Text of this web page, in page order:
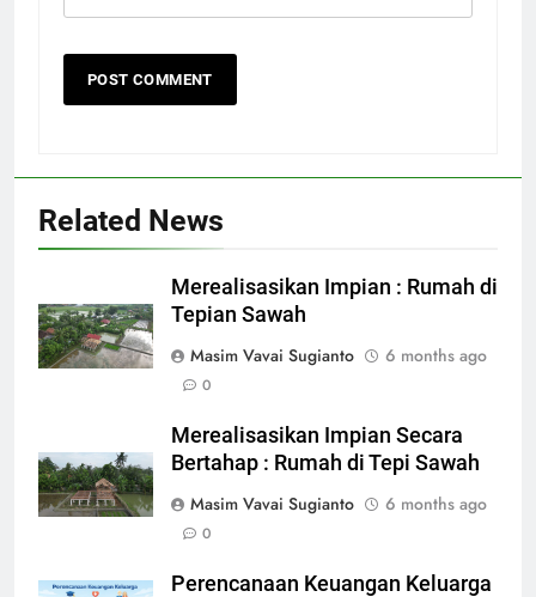
Related News
Merealisasikan Impian : Rumah di
Tepian Sawah
Masim Vavai Sugianto
6 months ago
0
Merealisasikan Impian Secara
Bertahap : Rumah di Tepi Sawah
Masim Vavai Sugianto
6 months ago
0
Perencanaan Keuangan Keluarga